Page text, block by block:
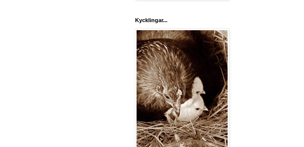
Kycklingar...